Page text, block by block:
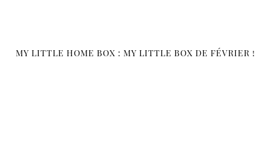
MY LITTLE HOME BOX : MY LITTLE BOX DE FÉVRIER !